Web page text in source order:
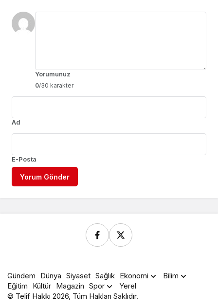
Yorumunuz
0/30 karakter
Ad
E-Posta
Yorum Gönder
Gündem Dünya Siyaset Sağlık Ekonomi
Bilim
Eğitim
Kültür Magazin Spor
Yerel
© Telif Hakkı 2026, Tüm Hakları Saklıdır.